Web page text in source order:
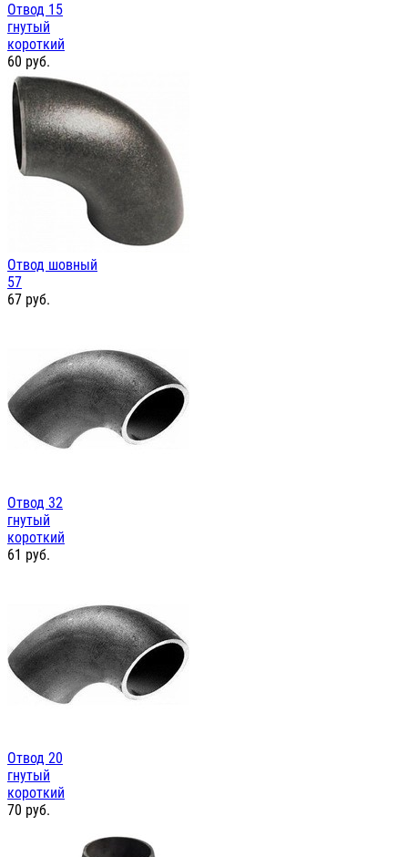
Отвод 15
гнутый
короткий
60 руб.
Отвод шовный
57
67 руб.
Отвод 32
гнутый
короткий
61 руб.
Отвод 20
гнутый
короткий
70 руб.